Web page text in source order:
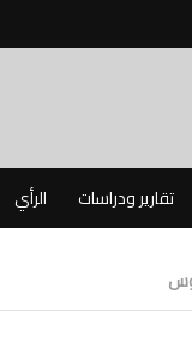
تقارير ودراسات الرأي